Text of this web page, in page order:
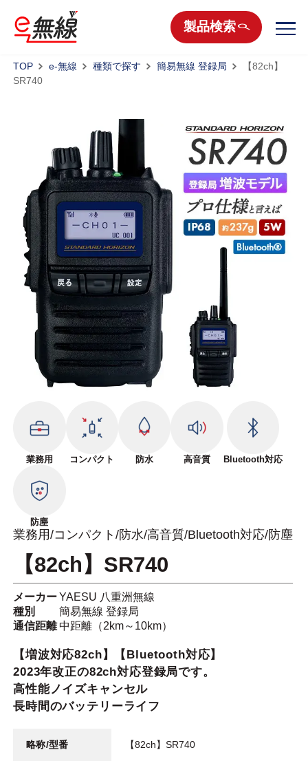
製品検索
TOP e-無線 種類で探す 簡易無線 登録局
【82ch】
SR740
業務用 コンパクト 防水 高音質 Bluetooth対応
防塵
業務用/コンパクト/防水/高音質/Bluetooth対応/防塵
【82ch】SR740
メーカーYAESU 八重洲無線
種別
簡易無線 登録局
通信距離中距離（2km～10km）
【増波対応82ch】【Bluetooth対応】
2023年改正の82ch対応登録局です。
高性能ノイズキャンセル
長時間のバッテリーライフ
略称/型番 【82ch】SR740